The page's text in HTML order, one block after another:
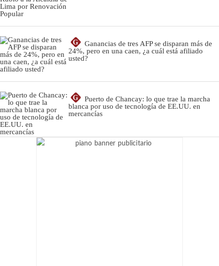
G
Ganancias de tres AFP se disparan más de
24%, pero en una caen, ¿a cuál está afiliado
usted?
G
Puerto de Chancay: lo que trae la marcha
blanca por uso de tecnología de EE.UU. en
mercancías